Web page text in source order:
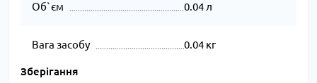
Об`єм 0.04 л
Вага засобу 0.04 кг
Зберігання